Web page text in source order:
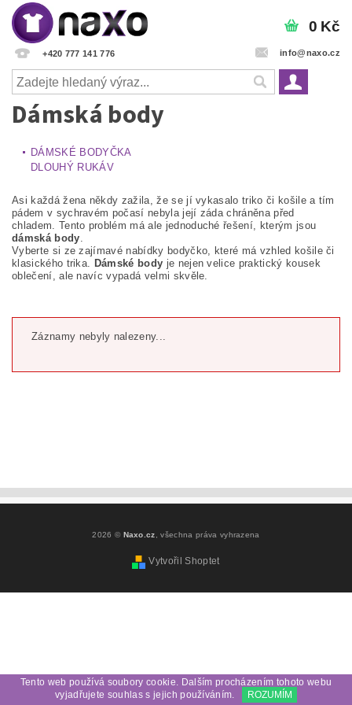
+420 777 141 776 info@naxo.cz
0 Kč
Dámská body
DÁMSKÉ BODYČKA
DLOUHÝ RUKÁV
Asi každá žena někdy zažila, že se jí vykasalo triko či košile a tím
pádem v sychravém počasí nebyla její záda chráněna před
chladem. Tento problém má ale jednoduché řešení, kterým jsou
dámská body.
Vyberte si ze zajímavé nabídky bodyčko, které má vzhled košile či
klasického trika. Dámské body je nejen velice praktický kousek
oblečení, ale navíc vypadá velmi skvěle.
Záznamy nebyly nalezeny...
2026 © Naxo.cz , všechna práva vyhrazena
Vytvořil Shoptet
Tento web používá soubory cookie. Dalším procházením tohoto webu
vyjadřujete souhlas s jejich používáním.
ROZUMÍM